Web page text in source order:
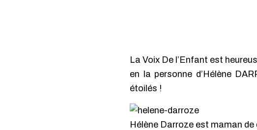
La Voix De l’Enfant est
en la personne d’Hélène
étoilés !
Hélène Darroze est maman